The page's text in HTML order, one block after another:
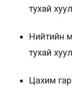
тухай
Нийтийн
тухай
Цахим